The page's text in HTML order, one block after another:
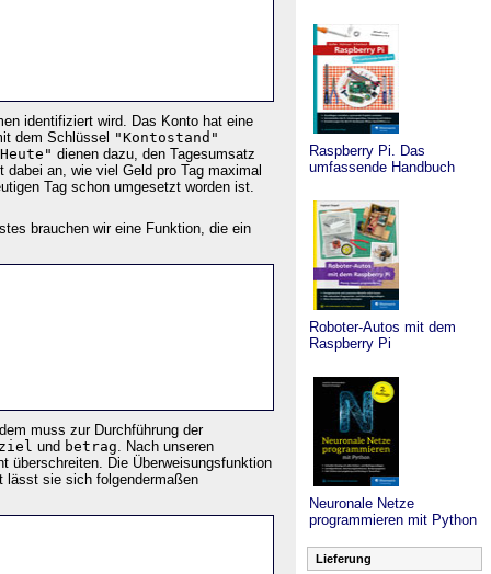
identifiziert wird. Das Konto hat eine
dem Schlüssel "Kontostand"
dienen dazu, den Tagesumsatz
dabei an, wie viel Geld pro Tag maximal
Tag schon umgesetzt worden ist.
brauchen wir eine Funktion, die ein
muss zur Durchführung der
ziel und betrag. Nach unseren
überschreiten. Die Überweisungsfunktion
lässt sie sich folgendermaßen
Raspberry Pi. Das
umfassende Handbuch
Roboter-Autos mit dem
Raspberry Pi
Neuronale Netze
programmieren mit Python
Lieferung